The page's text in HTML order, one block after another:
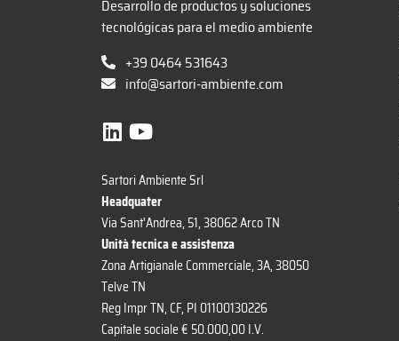
Desarrollo de productos y soluciones
tecnológicas para el medio ambiente
+39 0464 531643
info@sartori-ambiente.com
Sartori Ambiente Srl
Headquater
Via Sant'Andrea, 51, 38062 Arco TN
Unità tecnica e assistenza
Zona Artigianale Commerciale, 3A, 38050
Telve TN
Reg Impr TN, CF, PI 01100130226
Capitale sociale € 50.000,00 I.V.